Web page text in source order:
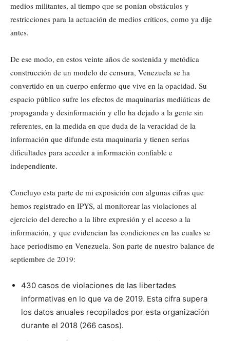
medios militantes, al tiempo que se ponían obstáculos y
restricciones para la actuación de medios críticos, como ya dije
antes.
De ese modo, en estos veinte años de sostenida y metódica
construcción de un modelo de censura, Venezuela se ha
convertido en un cuerpo enfermo que vive en la opacidad. Su
espacio público sufre los efectos de maquinarias mediáticas de
propaganda y desinformación y ello ha dejado a la gente sin
referentes, en la medida en que duda de la veracidad de la
información que difunde esta maquinaria y tienen serias
dificultades para acceder a información confiable e
independiente.
Concluyo esta parte de mi exposición con algunas cifras que
hemos registrado en IPYS, al monitorear las violaciones al
ejercicio del derecho a la libre expresión y el acceso a la
información, y que evidencian las condiciones en las cuales se
hace periodismo en Venezuela. Son parte de nuestro balance de
septiembre de 2019:
430 casos de violaciones de las libertades
informativas en lo que va de 2019. Esta cifra supera
los datos anuales recopilados por esta organización
durante el 2018 (266 casos).